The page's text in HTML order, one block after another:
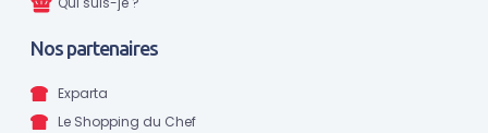
Nos partenaires
Exparta
Le Shopping du Chef